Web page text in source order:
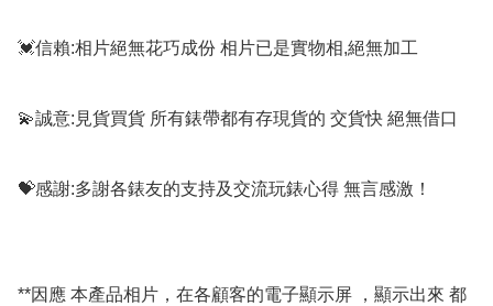
💓信賴:相片絕無花巧成份 相片已是實物相,絕無加工
💫誠意:見貨買貨 所有錶帶都有存現貨的 交貨快 絕無借口
💝感謝:多謝各錶友的支持及交流玩錶心得 無言感激！
**因應 本產品相片，在各顧客的電子顯示屏 ，顯示出來 都